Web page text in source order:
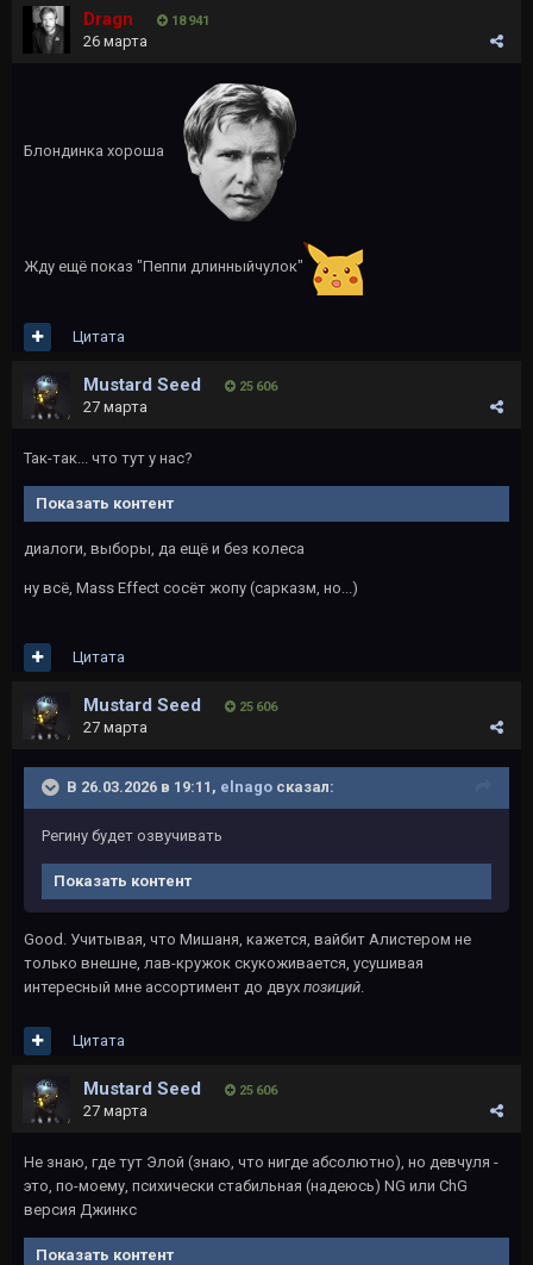
Dragn 18 941
26 марта
Блондинка хороша
Жду ещё показ "Пеппи длинныйчулок"
Цитата
Mustard Seed 25 606
27 марта
Так-так... что тут у нас?
Показать контент
диалоги, выборы, да ещё и без колеса
ну всё, Mass Effect сосёт жопу (сарказм, но...)
Цитата
Mustard Seed 25 606
27 марта
В 26.03.2026 в 19:11, elnago сказал:
Регину будет озвучивать
Показать контент
Good. Учитывая, что Мишаня, кажется, вайбит Алистером не
только внешне, лав-кружок скукоживается, усушивая
интересный мне ассортимент до двух позиций
Цитата
Mustard Seed 25 606
27 марта
Не знаю, где тут Элой (знаю, что нигде абсолютно), но девчуля -
это, по-моему, психически стабильная (надеюсь) NG или ChG
версия Джинкс
Показать контент